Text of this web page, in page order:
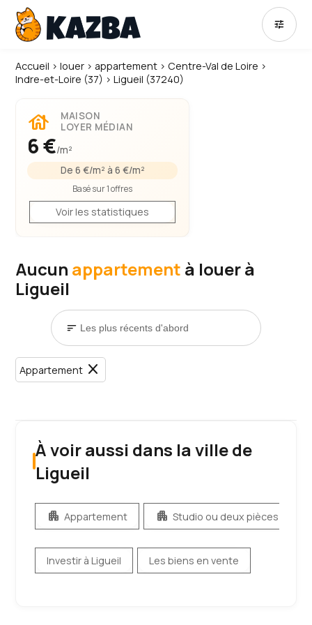
tune
Accueil ›louer › appartement ›Centre-Val de Loire ›
Indre-et-Loire (37) ›Ligueil (37240)
house
MAISON
LOYER MÉDIAN
6 €/m²
De 6 €/m² à 6 €/m²
Basé sur 1 offres
Voir les statistiques
Aucun appartement à louer à
Ligueil
sort
Appartement close
À voir aussi dans la ville de
Ligueil
apartment Appartement apartment Studio ou deux pièces
Investir à Ligueil Les biens en vente